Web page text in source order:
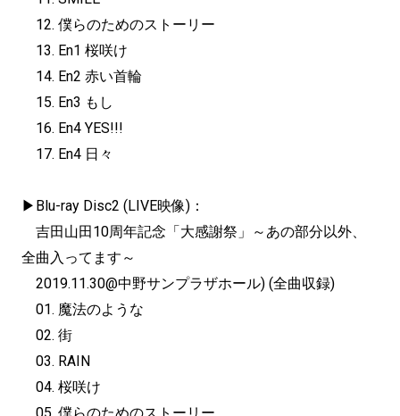
12. 僕らのためのストーリー
13. En1 桜咲け
14. En2 赤い首輪
15. En3 もし
16. En4 YES!!!
17. En4 日々
▶︎Blu-ray Disc2 (LIVE映像)：
吉田山田10周年記念「大感謝祭」～あの部分以外、
全曲入ってます～
2019.11.30@中野サンプラザホール) (全曲収録)
01. 魔法のような
02. 街
03. RAIN
04. 桜咲け
05. 僕らのためのストーリー